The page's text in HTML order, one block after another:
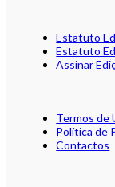
Estatuto
Estatuto
Assinar
Termos de
Política de
Contactos